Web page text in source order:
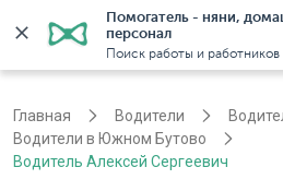
Помогатель - няни,
персонал
Поиск работы и работников
Главная Водители
Водители в Южном Бутово
Водитель Алексей Сергеевич